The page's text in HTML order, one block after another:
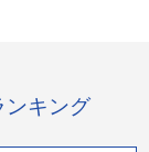
ンキング